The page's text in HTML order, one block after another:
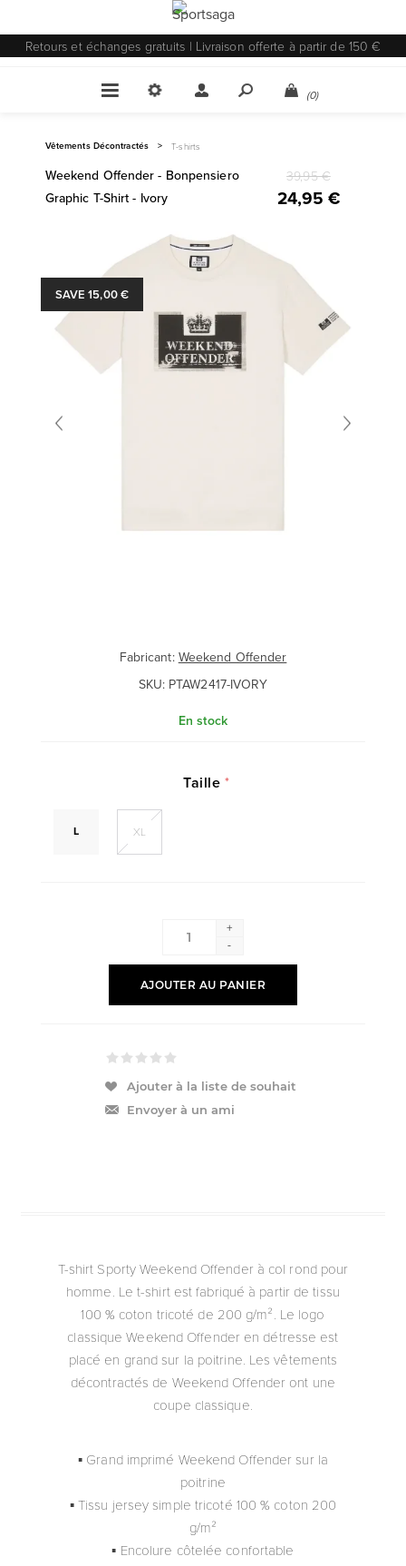
Retours et échanges gratuits | Livraison offerte à partir de 150 €
(0)
Vêtements Décontractés > T-shirts
Weekend Offender - Bonpensiero
Graphic T-Shirt - Ivory
39,95 €
24,95 €
SAVE 15,00 €
Fabricant: Weekend Offender
SKU: PTAW2417-IVORY
En stock
Taille *
L XL
+
-
AJOUTER AU PANIER
Ajouter à la liste de souhait
Envoyer à un ami
T-shirt Sporty Weekend Offender à col rond pour
homme. Le t-shirt est fabriqué à partir de tissu
100 % coton tricoté de 200 g/m². Le logo
classique Weekend Offender en détresse est
placé en grand sur la poitrine. Les vêtements
décontractés de Weekend Offender ont une
coupe classique.
▪ Grand imprimé Weekend Offender sur la
poitrine
▪ Tissu jersey simple tricoté 100 % coton 200
g/m²
▪ Encolure côtelée confortable